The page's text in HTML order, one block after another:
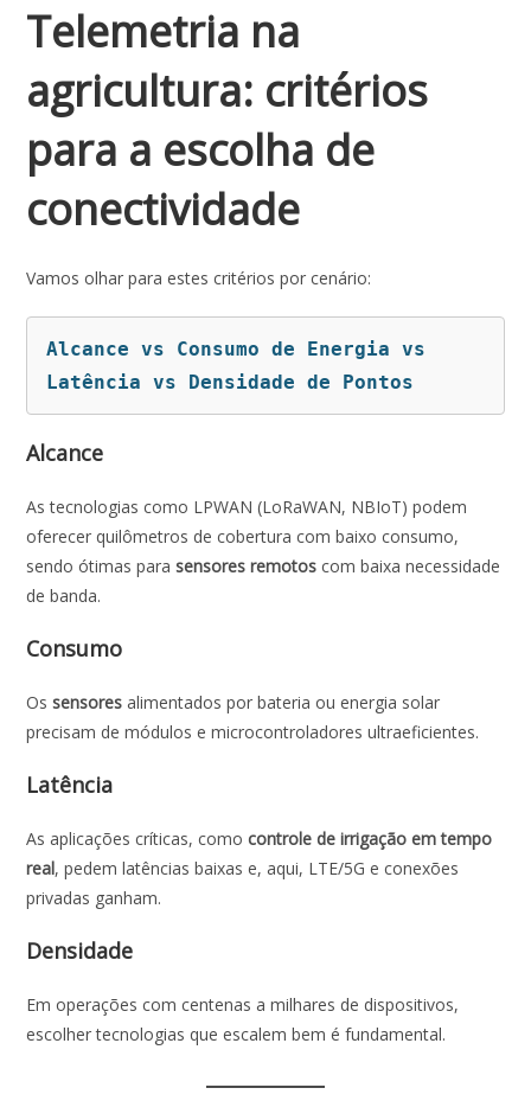
Telemetria na
agricultura: critérios
para a escolha de
conectividade
Vamos olhar para estes critérios por cenário:
Alcance vs Consumo de Energia vs
Latência vs Densidade de Pontos
Alcance
As tecnologias como LPWAN (LoRaWAN, NBIoT) podem
oferecer quilômetros de cobertura com baixo consumo,
sendo ótimas parasensores remotos com baixa necessidade
de banda.
Consumo
Ossensores alimentados por bateria ou energia solar
precisam de módulos e microcontroladores ultraeficientes.
Latência
As aplicações críticas, comocontrole de irrigação em tempo
real, pedem latências baixas e, aqui, LTE/5G e conexões
privadas ganham.
Densidade
Em operações com centenas a milhares de dispositivos,
escolher tecnologias que escalem bem é fundamental.